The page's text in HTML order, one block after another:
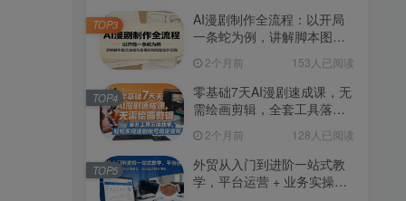
AI漫剧制作全流程：以开局
一条蛇为例，讲解脚本图文
程 2个月前 153人已阅读
TOP3
零基础7天AI漫剧速成课，无
需绘画剪辑，全套工具落地
定变现
2个月前 128人已阅读
TOP4
外贸从入门到进阶一站式教
学，平台运营 + 业务实操结
TOP5